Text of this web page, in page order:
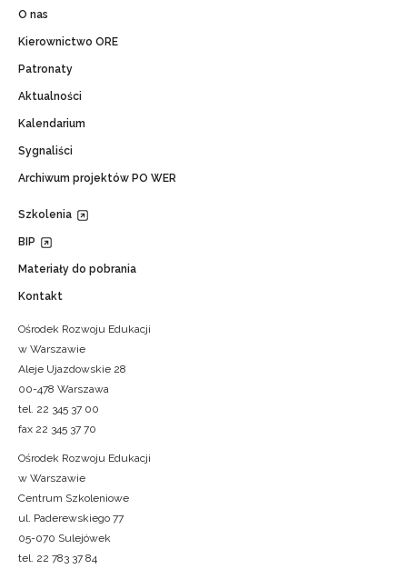
O nas
Kierownictwo ORE
Patronaty
Aktualności
Kalendarium
Sygnaliści
Archiwum projektów PO WER
Szkolenia
BIP
Materiały do pobrania
Kontakt
Ośrodek Rozwoju Edukacji
w Warszawie
Aleje Ujazdowskie 28
00-478 Warszawa
tel. 22 345 37 00
fax 22 345 37 70
Ośrodek Rozwoju Edukacji
w Warszawie
Centrum Szkoleniowe
ul. Paderewskiego 77
05-070 Sulejówek
tel. 22 783 37 84